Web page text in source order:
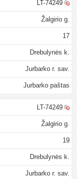
LT-74249
Žalgirio g.
17
Drebulynės k.
Jurbarko r. sav.
Jurbarko paštas
LT-74249
Žalgirio g.
19
Drebulynės k.
Jurbarko r. sav.